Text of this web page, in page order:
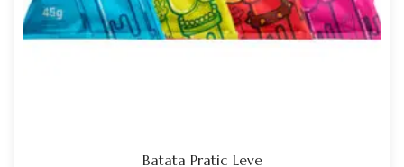
Batata Pratic Leve